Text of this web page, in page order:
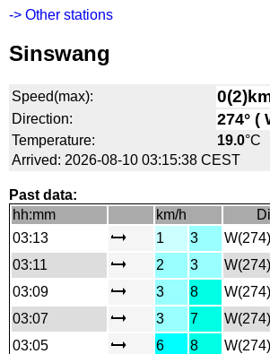
-> Other stations
Sinswang
Speed(max):
Direction: 274° (
Temperature: 19.0°C
Arrived: 2026-08-10 03:15:38 CEST
Past data:
hh:mm
km/h
03:13
1 3 W(274)
03:11
2 3 W(274)
03:09
3 8 W(274)
03:07
3 7 W(274)
03:05
6 8 W(274)